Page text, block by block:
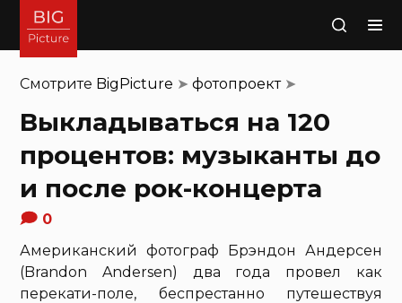
Поиск
Смотрите BigPicture ➤фотопроект➤
Выкладываться на 120
процентов: музыканты до
и после рок-концерта
0
Американский фотограф Брэндон Андерсен
(Brandon Andersen) два года провел как
перекати-поле, беспрестанно путешествуя